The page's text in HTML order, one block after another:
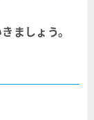
ましょう。